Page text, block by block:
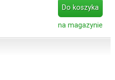
Do koszyka
na magazynie